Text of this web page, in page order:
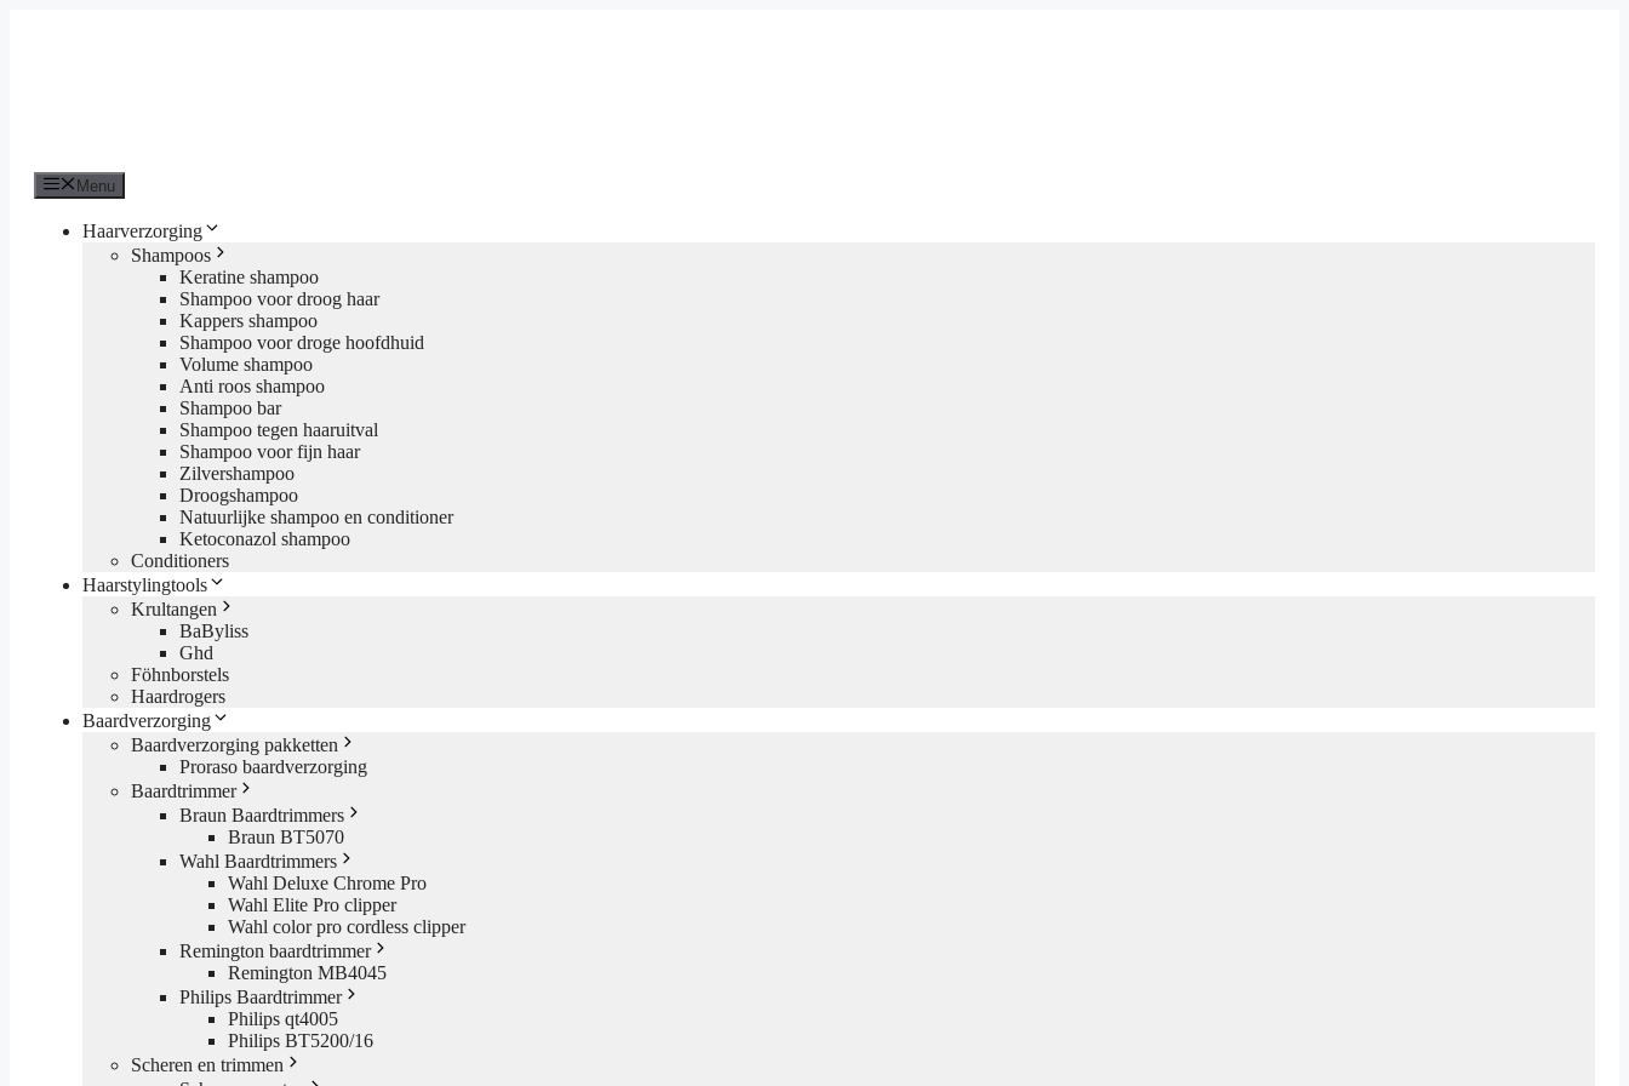
Menu
Haarverzorging
Shampoos
Keratine shampoo
Shampoo voor droog haar
Kappers shampoo
Shampoo voor droge hoofdhuid
Volume shampoo
Anti roos shampoo
Shampoo bar
Shampoo tegen haaruitval
Shampoo voor fijn haar
Zilvershampoo
Droogshampoo
Natuurlijke shampoo en conditioner
Ketoconazol shampoo
Conditioners
Haarstylingtools
Krultangen
BaByliss
Ghd
Föhnborstels
Haardrogers
Baardverzorging
Baardverzorging pakketten
Proraso baardverzorging
Baardtrimmer
Braun Baardtrimmers
Braun BT5070
Wahl Baardtrimmers
Wahl Deluxe Chrome Pro
Wahl Elite Pro clipper
Wahl color pro cordless clipper
Remington baardtrimmer
Remington MB4045
Philips Baardtrimmer
Philips qt4005
Philips BT5200/16
Scheren en trimmen